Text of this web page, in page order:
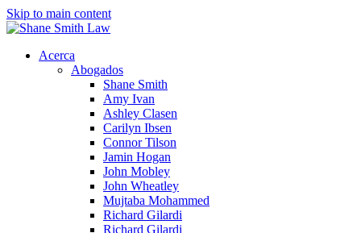
Skip to main content
Acerca
Abogados
Shane Smith
Amy Ivan
Ashley Clasen
Carilyn Ibsen
Connor Tilson
Jamin Hogan
John Mobley
John Wheatley
Mujtaba Mohammed
Richard Gilardi
Richard Gilardi